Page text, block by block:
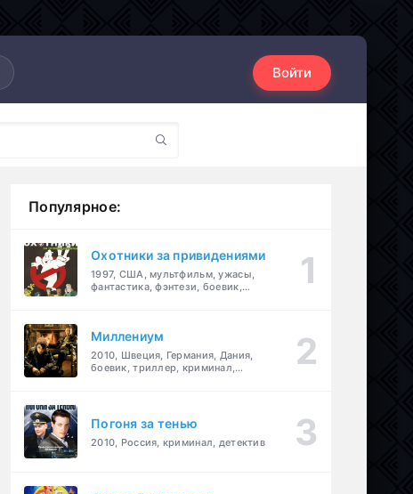
Войти
Популярное:
Охотники за привидениями
1997, США, мультфильм, ужасы,
фантастика, фэнтези, боевик,
Миллениум
2010, Швеция, Германия, Дания,
боевик, триллер, криминал,
Погоня за тенью
2010, Россия, криминал, детектив